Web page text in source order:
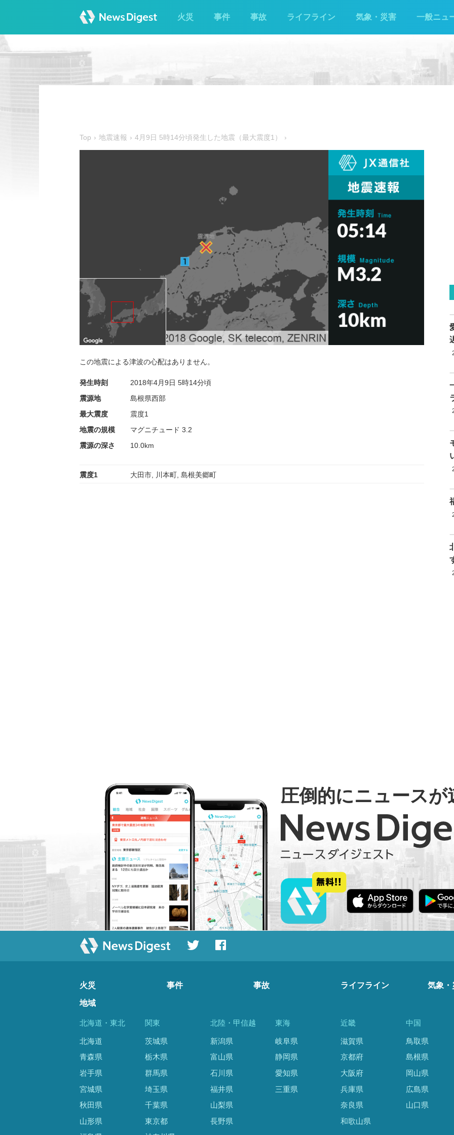
火災 事件 事故 ライフライン 気象・災害 一般ニュ
Top 地震速報 4月9日 5時14分頃発生した地震（最大震度1）
この地震による津波の心配はありません。
発生時刻 2018年4月9日 5時14分頃
震源地
島根県西部
最大震度
震度1
地震の規模
マグニチュード 3.2
震源の深さ
10.0km
震度1 大田市, 川本町, 島根美郷町
圧倒的にニュースが
火災 事件 事故 ライフライン 気象・
地域
北海道・東北
北海道
青森県
岩手県
宮城県
秋田県
山形県
関東
茨城県
栃木県
群馬県
埼玉県
千葉県
東京都
北陸・甲信越
新潟県
富山県
石川県
福井県
山梨県
長野県
東海
岐阜県
静岡県
愛知県
三重県
近畿
滋賀県
京都府
大阪府
兵庫県
奈良県
和歌山県
中国
鳥取県
島根県
岡山県
広島県
山口県